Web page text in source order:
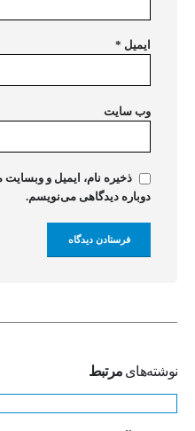
ایمیل *
وب‌ سایت
ذخیره نام، ایمیل و
دوباره دیدگاهی می‌نویسم.
نوشته‌های مرتبط